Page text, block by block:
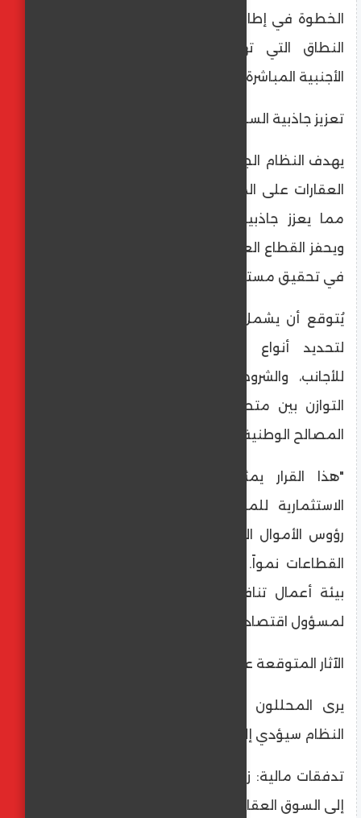
الخطوة في إطار الإصلاحات الاقتصادية واسعة
النطاق التي تهدف إلى جذب الاستثمارات
الأجنبية المباشرة وتنويع مصادر الدخل.
تعزيز جاذبية السوق العقارية
يهدف النظام الجديد إلى تسهيل إجراءات تملك
العقارات على المستثمرين والمقيمين الأجانب،
مما يعزز جاذبية السوق العقارية السعودية
ويحفز القطاع العقاري الذي يعتبر ركيزة أساسية
في تحقيق مستهدفات رؤية 2030.
يُتوقع أن يشمل النظام الجديد آليات واضحة
لتحديد أنواع العقارات المسموح بتملكها
للأجانب، والشروط المتعلقة بها، بما يضمن
التوازن بين متطلبات الاستثمار والحفاظ على
المصالح الوطنية.
"هذا القرار يمثل نقلة نوعية في البيئة
الاستثمارية للمملكة، حيث يفتح الباب أمام
رؤوس الأموال الأجنبية للاستثمار في أحد أكثر
القطاعات نمواً. إنه دليل على التزامنا بتوفير
بيئة أعمال تنافسية عالمياً." - تصريح مُرجّح
لمسؤول اقتصادي سعودي.
الآثار المتوقعة على الاستثمار
يرى المحللون الاقتصاديون أن تطبيق هذا
النظام سيؤدي إلى:
تدفقات مالية: زيادة التدفقات النقدية الأجنبية
إلى السوق العقارية.